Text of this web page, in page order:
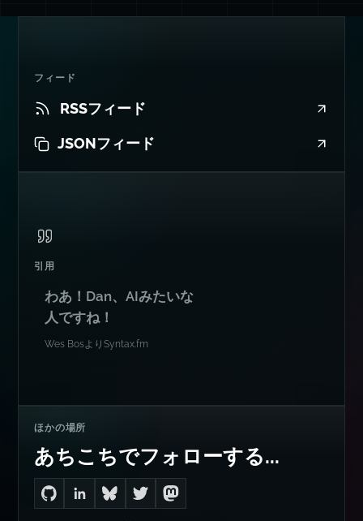
フィード
RSSフィード
JSONフィード
引用
わあ！Dan、AIみたいな
人ですね！
Wes BosよりSyntax.fm
ほかの場所
あちこちでフォローする...
Go to Dan's GitHub
Connect with me on LinkedIn
Follow me on Bluesky
Follow me on Twitter
Follow me on Mastodon